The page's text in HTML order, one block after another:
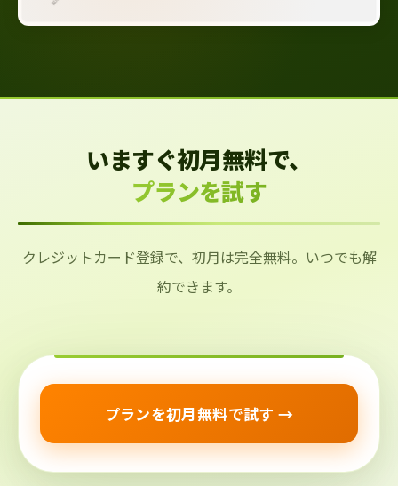
いますぐ初月無料で、
プランを試す
クレジットカード登録で、初月は完全無料。いつでも解
約できます。
プランを初月無料で試す →